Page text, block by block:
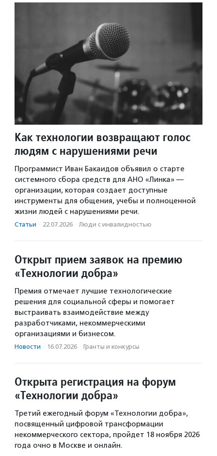
Как технологии возвращают голос
людям с нарушениями речи
Программист Иван Бакаидов объявил о старте
системного сбора средств для АНО «Линка» —
организации, которая создает доступные
инструменты для общения, учебы и полноценной
жизни людей с нарушениями речи.
Статьи · 22.07.2026 · Люди с инвалидностью
Открыт прием заявок на премию
«Технологии добра»
Премия отмечает лучшие технологические
решения для социальной сферы и помогает
выстраивать взаимодействие между
разработчиками, некоммерческими
организациями и бизнесом.
Новости · 16.07.2026 · Гранты и конкурсы
Открыта регистрация на форум
«Технологии добра»
Третий ежегодный форум «Технологии добра»,
посвященный цифровой трансформации
некоммерческого сектора, пройдет 18 ноября 2026
года очно в Москве и онлайн.